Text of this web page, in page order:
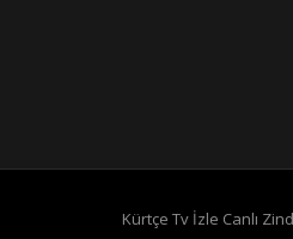
Kürtçe Tv İzle Canlı